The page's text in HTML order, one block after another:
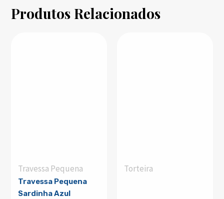
Produtos Relacionados
Travessa Pequena
Travessa Pequena
Sardinha Azul
Torteira